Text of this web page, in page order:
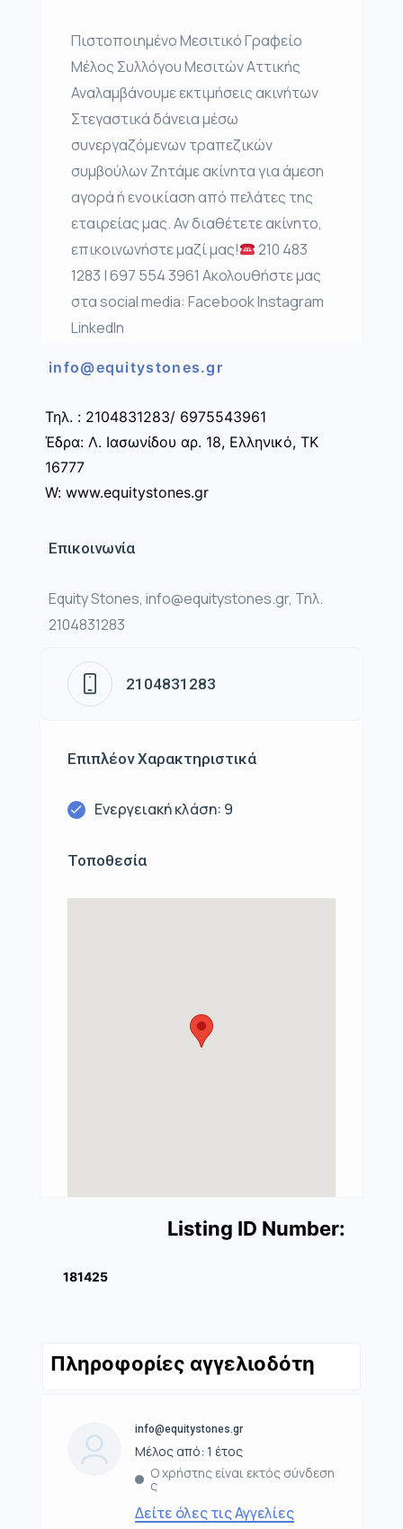
Πιστοποιημένο Μεσιτικό Γραφείο
Μέλος Συλλόγου Μεσιτών Αττικής
Αναλαμβάνουμε εκτιμήσεις ακινήτων
Στεγαστικά δάνεια μέσω
συνεργαζόμενων τραπεζικών
συμβούλων Ζητάμε ακίνητα για άμεση
αγορά ή ενοικίαση από πελάτες της
εταιρείας μας. Αν διαθέτετε ακίνητο,
επικοινωνήστε μαζί μας!
210 483
1283 | 697 554 3961 Ακολουθήστε μας
στα social media: Facebook Instagram
LinkedIn
info@equitystones.gr
Τηλ. : 2104831283/ 6975543961
Έδρα: Λ. Ιασωνίδου αρ. 18, Ελληνικό, ΤΚ
16777
W: www.equitystones.gr
Επικοινωνία
Equity Stones, info@equitystones.gr, Τηλ.
2104831283
2104831283
Επιπλέον Χαρακτηριστικά
Ενεργειακή κλάση: 9
Τοποθεσία
Listing ID Number:
181425
Πληροφορίες αγγελιοδότη
info@equitystones.gr
Μέλος από: 1 έτος
Ο χρήστης είναι εκτός σύνδεση
ς
Δείτε όλες τις Αγγελίες